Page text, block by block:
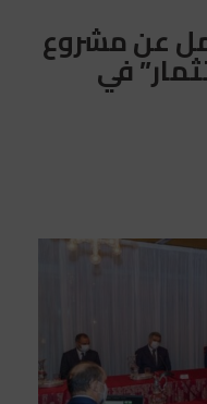
عن مشروع
في